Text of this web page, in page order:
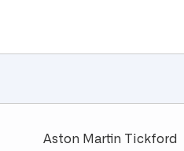
Aston Martin Tickford